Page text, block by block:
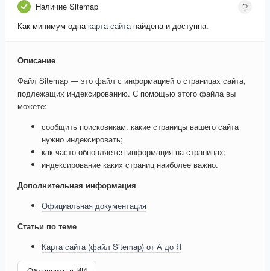
Наличие Sitemap
Как минимум однакарта сайтанайдена и доступна.
Описание
Файл Sitemap — это файл с информацией о страницах сайта,
подлежащих индексированию. С помощью этого файла вы
можете:
сообщить поисковикам, какие страницы вашего сайта
нужно индексировать;
как часто обновляется информация на страницах;
индексирование каких страниц наиболее важно.
Дополнительная информация
Официальная документация
Статьи по теме
Карта сайта (файл Sitemap) от А до Я